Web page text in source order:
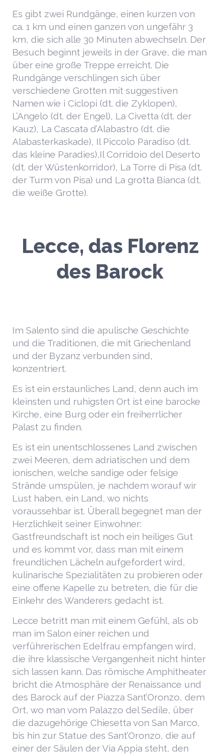
Es gibt zwei Rundgänge, einen kurzen von
ca. 1 km und einen ganzen von ungefähr 3
km, die sich alle 30 Minuten abwechseln. Der
Besuch beginnt jeweils in der Grave, die man
über eine große Treppe erreicht. Die
Rundgänge verschlingen sich über
verschiedene Grotten mit suggestiven
Namen wie i Ciclopi (dt. die Zyklopen),
L’Angelo (dt. der Engel), La Civetta (dt. der
Kauz), La Cascata d’Alabastro (dt. die
Alabasterkaskade), Il Piccolo Paradiso (dt.
das kleine Paradies),Il Corridoio del Deserto
(dt. der Wüstenkorridor), La Torre di Pisa (dt.
der Turm von Pisa) und La grotta Bianca (dt.
die weiße Grotte).
Lecce, das Florenz
des Barock
Im Salento sind die apulische Geschichte
und die Traditionen, die mit Griechenland
und der Byzanz verbunden sind,
konzentriert.
Es ist ein erstaunliches Land, denn auch im
kleinsten und ruhigsten Ort ist eine barocke
Kirche, eine Burg oder ein freiherrlicher
Palast zu finden.
Es ist ein unentschlossenes Land zwischen
zwei Meeren, dem adriatischen und dem
ionischen, welche sandige oder felsige
Strände umspülen, je nachdem worauf wir
Lust haben, ein Land, wo nichts
voraussehbar ist. Überall begegnet man der
Herzlichkeit seiner Einwohner:
Gastfreundschaft ist noch ein heiliges Gut
und es kommt vor, dass man mit einem
freundlichen Lächeln aufgefordert wird,
kulinarische Spezialitäten zu probieren oder
eine offene Kapelle zu betreten, die für die
Einkehr des Wanderers gedacht ist.
Lecce betritt man mit einem Gefühl, als ob
man im Salon einer reichen und
verführerischen Edelfrau empfangen wird,
die ihre klassische Vergangenheit nicht hinter
sich lassen kann. Das römische Amphitheater
bricht die Atmosphäre der Renaissance und
des Barock auf der Piazza Sant’Oronzo, dem
Ort, wo man vom Palazzo del Sedile, über
die dazugehörige Chiesetta von San Marco,
bis hin zur Statue des Sant’Oronzo, die auf
einer der Säulen der Via Appia steht, den